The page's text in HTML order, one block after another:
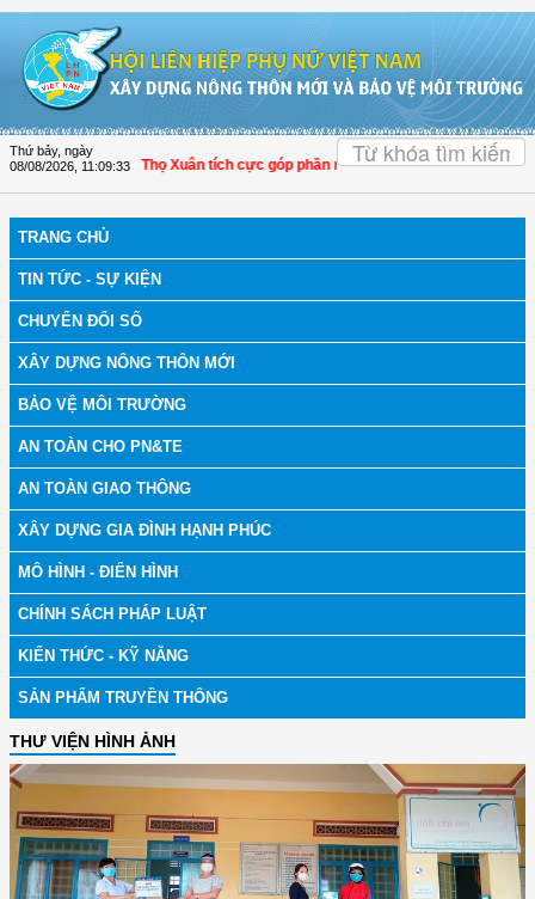
Thứ bảy, ngày
08/08/2026 11:09:34
Hóa: Hội LHPN Thọ Xuân tích cực góp phần nâng cao tỷ lệ người dân tham
TRANG CHỦ
TIN TỨC - SỰ KIỆN
CHUYỂN ĐỔI SỐ
XÂY DỰNG NÔNG THÔN MỚI
BẢO VỆ MÔI TRƯỜNG
AN TOÀN CHO PN&TE
AN TOÀN GIAO THÔNG
XÂY DỰNG GIA ĐÌNH HẠNH PHÚC
MÔ HÌNH - ĐIỂN HÌNH
CHÍNH SÁCH PHÁP LUẬT
KIẾN THỨC - KỸ NĂNG
SẢN PHẨM TRUYỀN THÔNG
THƯ VIỆN HÌNH ẢNH
OK